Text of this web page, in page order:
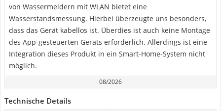
von Wassermeldern mit WLAN bietet eine
Wasserstandsmessung. Hierbei überzeugte uns besonders,
dass das Gerät kabellos ist. Überdies ist auch keine Montage
des App-gesteuerten Geräts erforderlich. Allerdings ist eine
Integration dieses Produkt in ein Smart-Home-System nicht
möglich.
08/2026
Technische Details